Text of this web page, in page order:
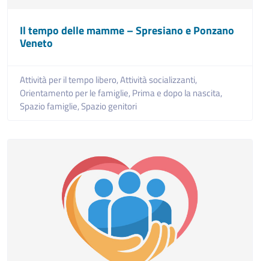
Il tempo delle mamme – Spresiano e Ponzano
Veneto
Attività per il tempo libero,Attività socializzanti,
Orientamento per le famiglie,Prima e dopo la nascita,
Spazio famiglie,Spazio genitori